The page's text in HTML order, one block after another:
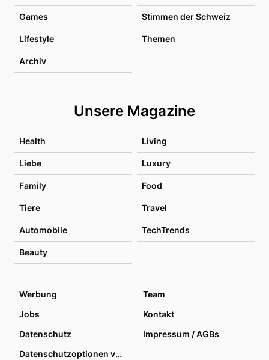
Games Stimmen der Schweiz
Lifestyle Themen
Archiv
Unsere Magazine
Health Living
Liebe Luxury
Family Food
Tiere Travel
Automobile TechTrends
Beauty
Werbung
Team
Jobs
Kontakt
Datenschutz
Impressum / AGBs
Datenschutzoptionen verwalten